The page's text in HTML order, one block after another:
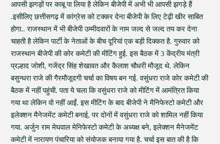
आपसी झगड़ों पर काबू पा लिया है लेकिन बीजेपी में अभी भी आपसी झगड़े हैं
.इसीलिए छत्तीसगढ़ में कांग्रेस को टक्कर देना बीजेपी के लिए टेढ़ी खीर साबित
होगा.. राजस्थान में भी बीजेपी उम्मीदवारों के नाम जल्द से जल्द तय कर देना
चाहती है लेकिन पार्टी के नेताओं के बीच दूरियां एक बड़ी दिक्कत है. गुरुवार को
राजस्थान बीजेपी की कोर कमेटी की मीटिंग हुई. इस बैठक में 3 केंद्रीय मंत्री
प्रल्हाद जोशी, गजेंद्र सिंह शेखावत और कैलाश चौधरी मौजूद थे. लेकिन
बसुन्धरा राजे की गैरमौजूदगी चर्चा का विषय बन गई. वसुंधरा राजे कोर कमेटी की
बैठक में नहीं पहुंची. पता ये चला कि वसुंधरा राजे को मीटिंग में आमंत्रित किया
गया था लेकिन वो नहीं आईं. इस मीटिंग के बाद बीजेपी ने मैनिफेस्टो कमेटी और
इलेक्शन मैनेजमेंट कमेटी बनाई, पर दोनों में वसुंधरा राजे को शामिल नहीं किया
गया. अर्जुन राम मेघवाल मेनिफेस्टो कमेटी के अध्यक्ष बने, इलेक्शन मैनेजमेंट
कमेटी में नारायण पंचारिया को संयोजक बनाया गया है. चर्चा इस बात की है कि